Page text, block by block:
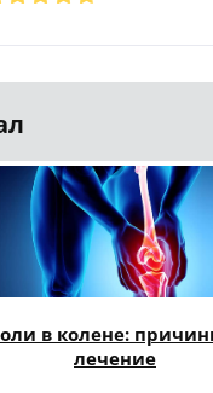
в колене:
лечение